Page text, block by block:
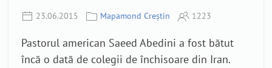
23.06.2015 Mapamond Creștin 1223
Pastorul american Saeed Abedini a fost bătut
încă o dată de colegii de închisoare din Iran.